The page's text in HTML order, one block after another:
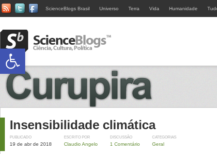
ScienceBlogs Brasil Universo Terra Vida Humanidade
Insensibilidade climática
PUBLICADO
19 de abr de 2018
ESCRITO POR
Claudio Angelo
DISCUSSÃO
1 Comentário
CATEGORIAS
Geral
Abrir a barra de ferramentas